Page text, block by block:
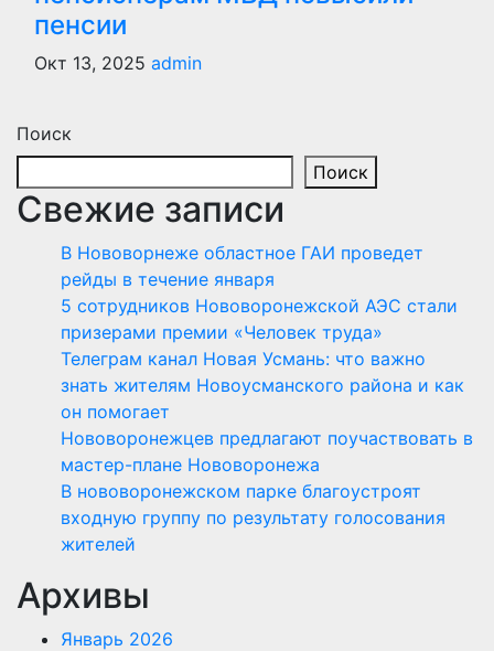
пенсии
Окт 13, 2025 admin
Поиск
Поиск
Свежие записи
В Нововорнеже областное ГАИ проведет
рейды в течение января
5 сотрудников Нововоронежской АЭС стали
призерами премии «Человек труда»
Телеграм канал Новая Усмань: что важно
знать жителям Новоусманского района и как
он помогает
Нововоронежцев предлагают поучаствовать в
мастер-плане Нововоронежа
В нововоронежском парке благоустроят
входную группу по результату голосования
жителей
Архивы
Январь 2026